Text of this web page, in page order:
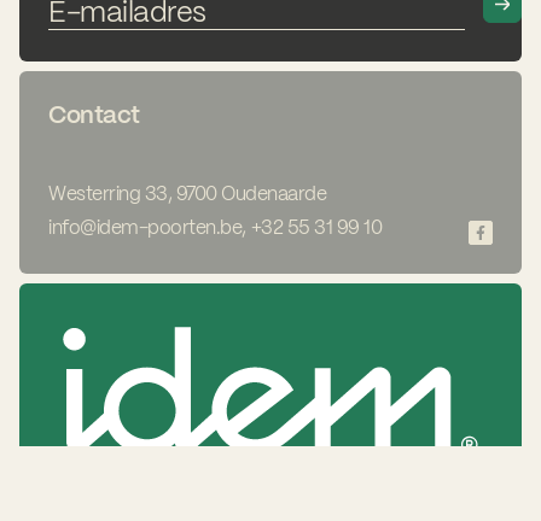
Contact
Westerring 33, 9700 Oudenaarde
info@idem-poorten.be, +32 55 31 99 10